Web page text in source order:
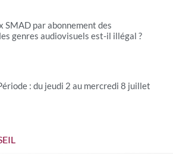
SMAD par abonnement des
genres audiovisuels est-il illégal ?
: du jeudi 2 au mercredi 8 juillet